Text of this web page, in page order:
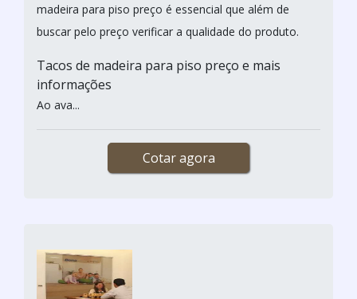
madeira para piso preço é essencial que além de
buscar pelo preço verificar a qualidade do produto.
Tacos de madeira para piso preço e mais
informações
Ao ava...
Cotar agora